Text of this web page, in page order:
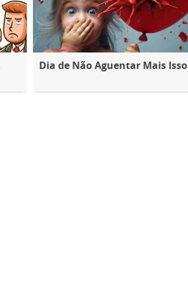
Dia de Não Aguentar Mais Isso